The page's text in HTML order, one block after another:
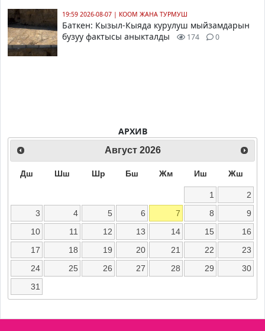
19:59 2026-08-07 | КООМ ЖАНА ТУРМУШ
Баткен: Кызыл-Кыяда курулуш мыйзамдарын
бузуу фактысы аныкталды
174 0
АРХИВ
Август 2026
Дш Шш Шр Бш Жм Иш Жш
1
2
3
4 5 6 7 8
9
10
11 12 13 14 15
16
17
18 19 20 21 22
23
24
25 26 27 28 29
30
31